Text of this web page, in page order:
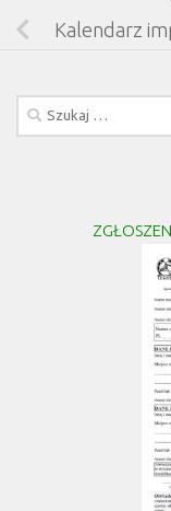
Kalendarz
Szukaj: